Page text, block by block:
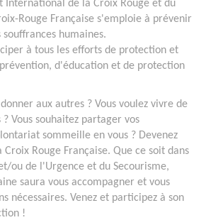
International de la Croix Rouge et du
Rouge Française s'emploie à prévenir
humaines.
à tous les efforts de protection et
d'éducation et de protection
aux autres ? Vous voulez vivre de
Vous souhaitez partager vos
sommeille en vous ? Devenez
Croix Rouge Française. Que ce soit dans
ou de l'Urgence et du Secourisme,
saura vous accompagner et vous
nécessaires. Venez et participez à son
!